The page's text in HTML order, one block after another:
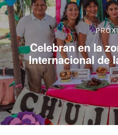
Celebran en la
Internacional de